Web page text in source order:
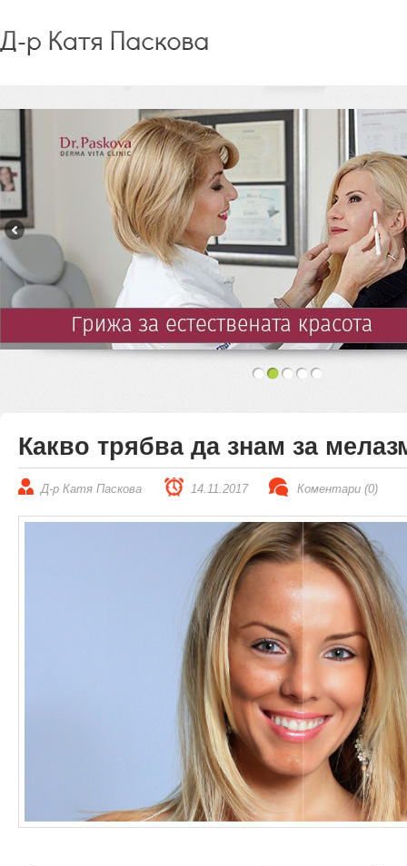
Какво трябва да знам за
Д-р Катя Паскова 14.11.2017 Коментари (0)